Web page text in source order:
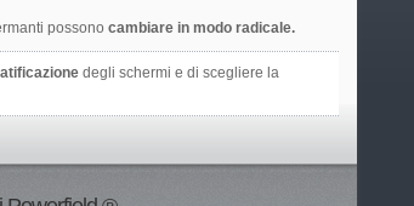
possono cambiare in modo radicale.
degli schermi e di scegliere la